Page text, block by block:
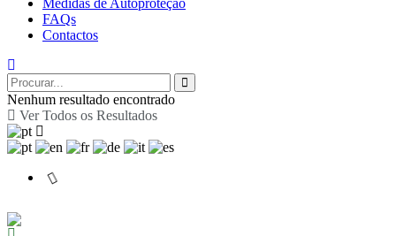
Medidas de Autoproteção
FAQs
Contactos
Nenhum resultado encontrado
Ver Todos os Resultados